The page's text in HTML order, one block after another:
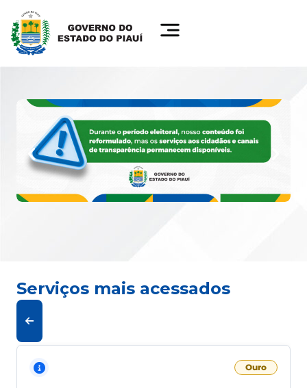
Serviços mais acessados
Ouro